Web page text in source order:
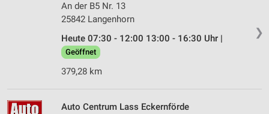
❯
An der B5 Nr. 13
25842 Langenhorn
Heute 07:30 - 12:00 13:00 - 16:30 Uhr |
Geöffnet
379,28 km
Auto Centrum Lass Eckernförde